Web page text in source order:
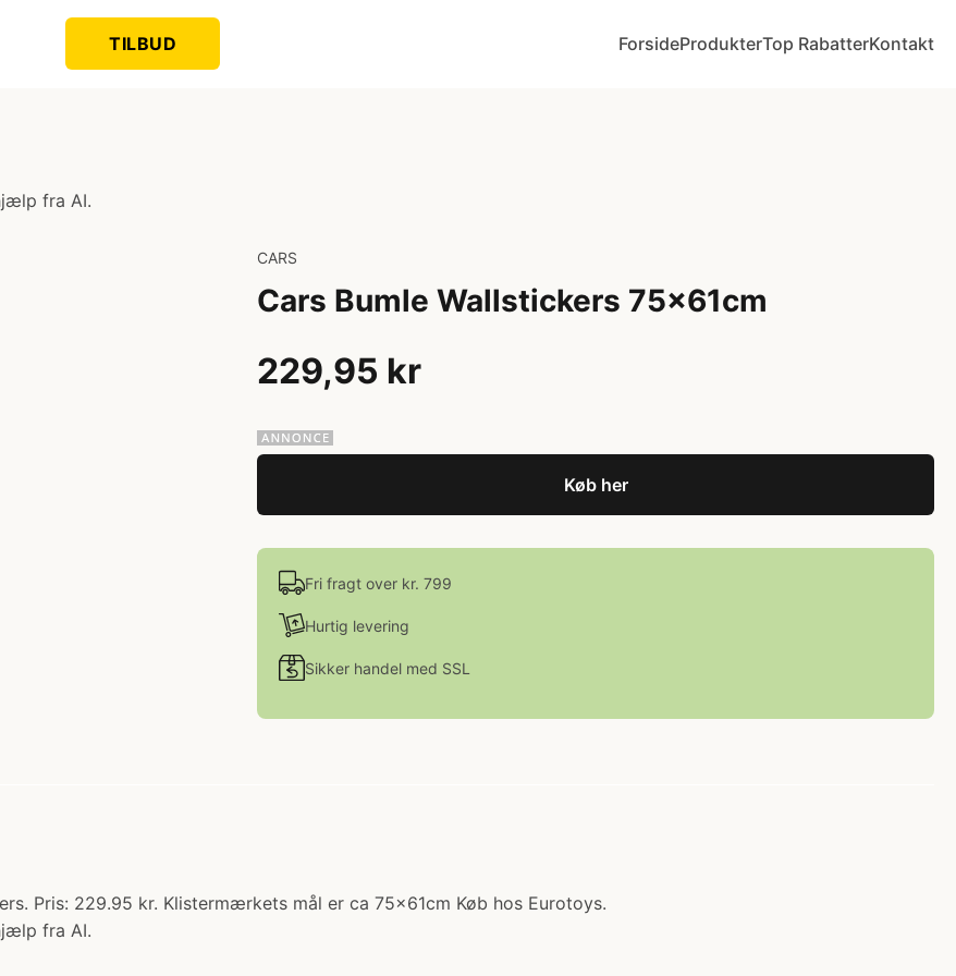
TILBUD ForsideProdukterTop RabatterKontakt
fra AI.
CARS
Cars Bumle Wallstickers 75x61cm
229,95 kr
Køb her
Fri fragt over kr. 799
Hurtig levering
Sikker handel med SSL
Pris: 229.95 kr. Klistermærkets mål er ca 75x61cm Køb hos Eurotoys.
fra AI.